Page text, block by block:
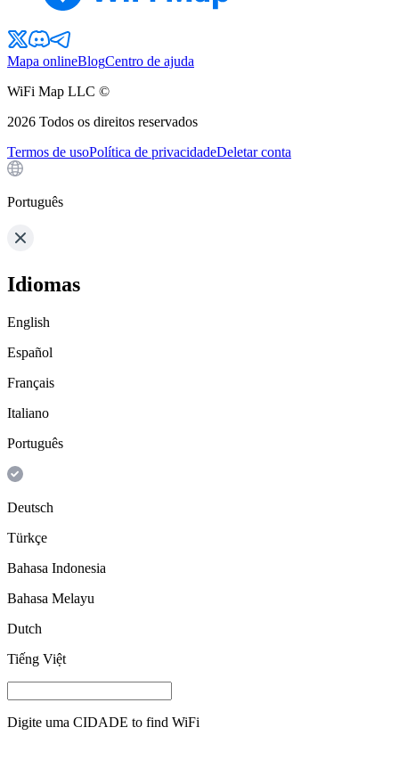
Mapa onlineBlogCentro de ajuda
WiFi Map LLC ©
2026 Todos os direitos reservados
Termos de usoPolítica de privacidadeDeletar conta
Português
Idiomas
English
Español
Français
Italiano
Português
Deutsch
Türkçe
Bahasa Indonesia
Bahasa Melayu
Dutch
Tiếng Việt
Digite uma CIDADE to find WiFi